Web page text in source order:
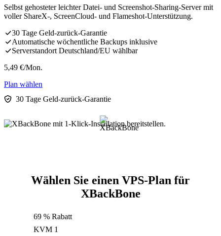
Selbst gehosteter leichter Datei- und Screenshot-Sharing-Server mit
voller ShareX-, ScreenCloud- und Flameshot-Unterstützung.
30 Tage Geld-zurück-Garantie
Automatische wöchentliche Backups inklusive
Serverstandort Deutschland/EU wählbar
5,49 €/Mon.
Plan wählen
30 Tage Geld-zurück-Garantie
Wählen Sie einen VPS-Plan für
XBackBone
69 % Rabatt
KVM 1